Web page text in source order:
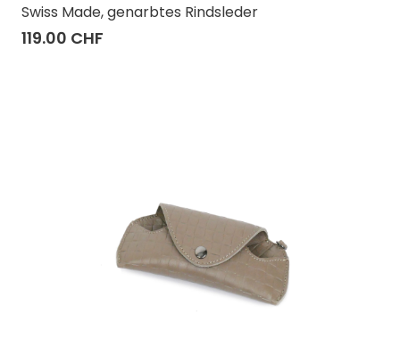
Swiss Made, genarbtes Rindsleder
119.00 CHF